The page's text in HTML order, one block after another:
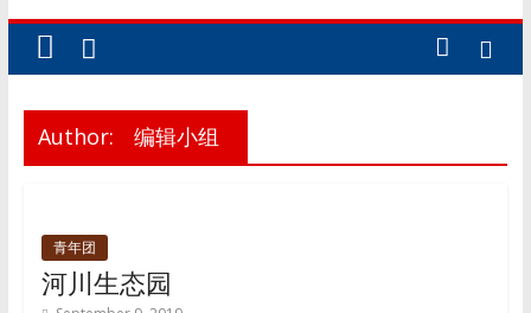
Author: 编辑小组
青年团
河川生态园